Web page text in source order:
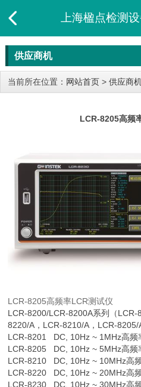
上海楹点检测
供应商机
当前所在位置： 网站首页 > 供应商
LCR-8205高频
LCR-8205高频率LCR测试仪
LCR-8200/LCR-8200A系列（
8220/A，LCR-8210/A，LCR-8205/
LCR-8201 DC, 10Hz ~ 1MHz高频
LCR-8205 DC, 10Hz ~ 5MHz高频
LCR-8210 DC, 10Hz ~ 10MHz高
LCR-8220 DC, 10Hz ~ 20MHz高
LCR-8230 DC, 10Hz ~ 30MHz高